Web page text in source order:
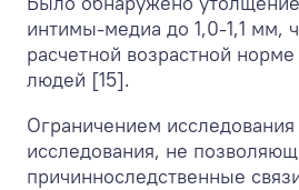
интимы-медиа до 1,0-1,1 мм,
расчетной возрастной
людей [15].
Ограничением исследования
исследования, не
причинноследственные